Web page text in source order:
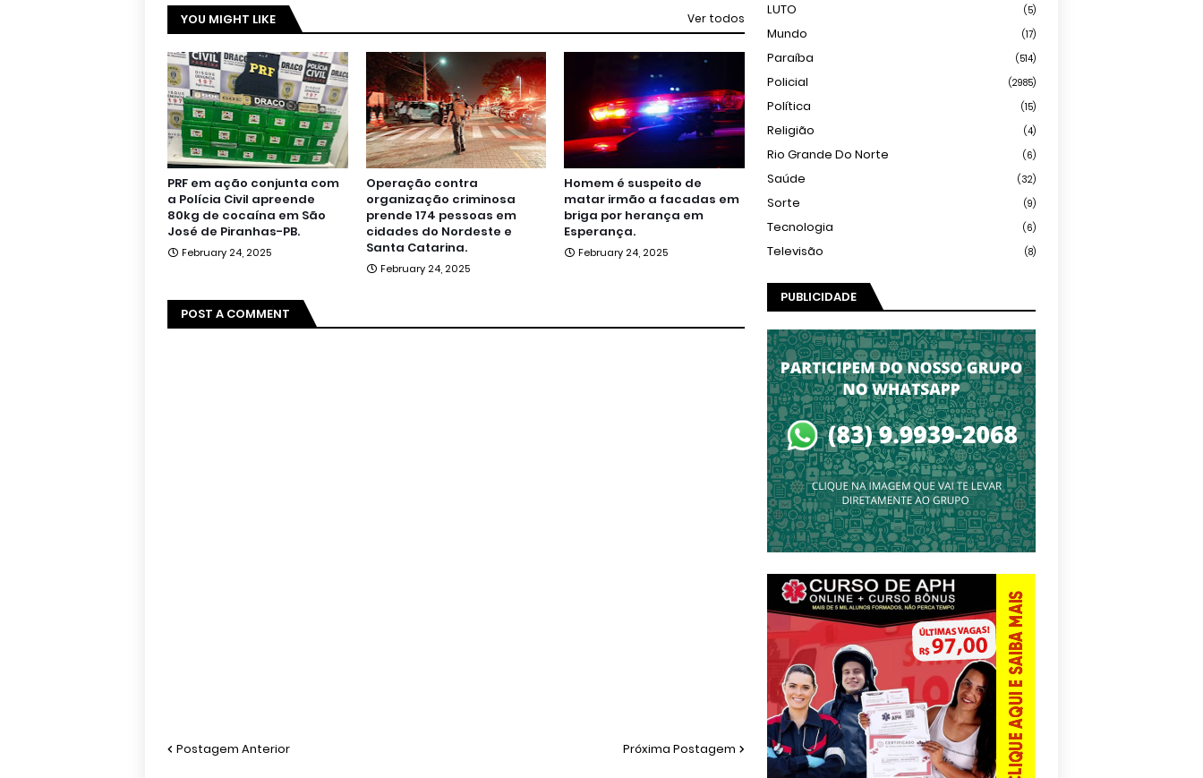
YOU MIGHT LIKE Ver todos
PRF em ação conjunta com
a Polícia Civil apreende
80kg de cocaína em São
José de Piranhas-PB.
February 24, 2025
Operação contra
organização criminosa
prende 174 pessoas em
cidades do Nordeste e
Santa Catarina.
February 24, 2025
Homem é suspeito de
matar irmão a facadas em
briga por herança em
Esperança.
February 24, 2025
POST A COMMENT
Postagem Anterior Próxima Postagem
LUTO (5)
Mundo (17)
Paraíba (514)
Policial (2985)
Política (15)
Religião (4)
Rio Grande Do Norte (6)
Saúde (32)
Sorte (9)
Tecnologia (6)
Televisão (8)
PUBLICIDADE